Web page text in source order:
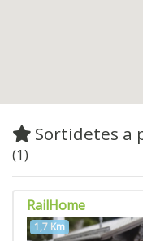
Sortidetes a
(1)
RailHome
1,7 Km